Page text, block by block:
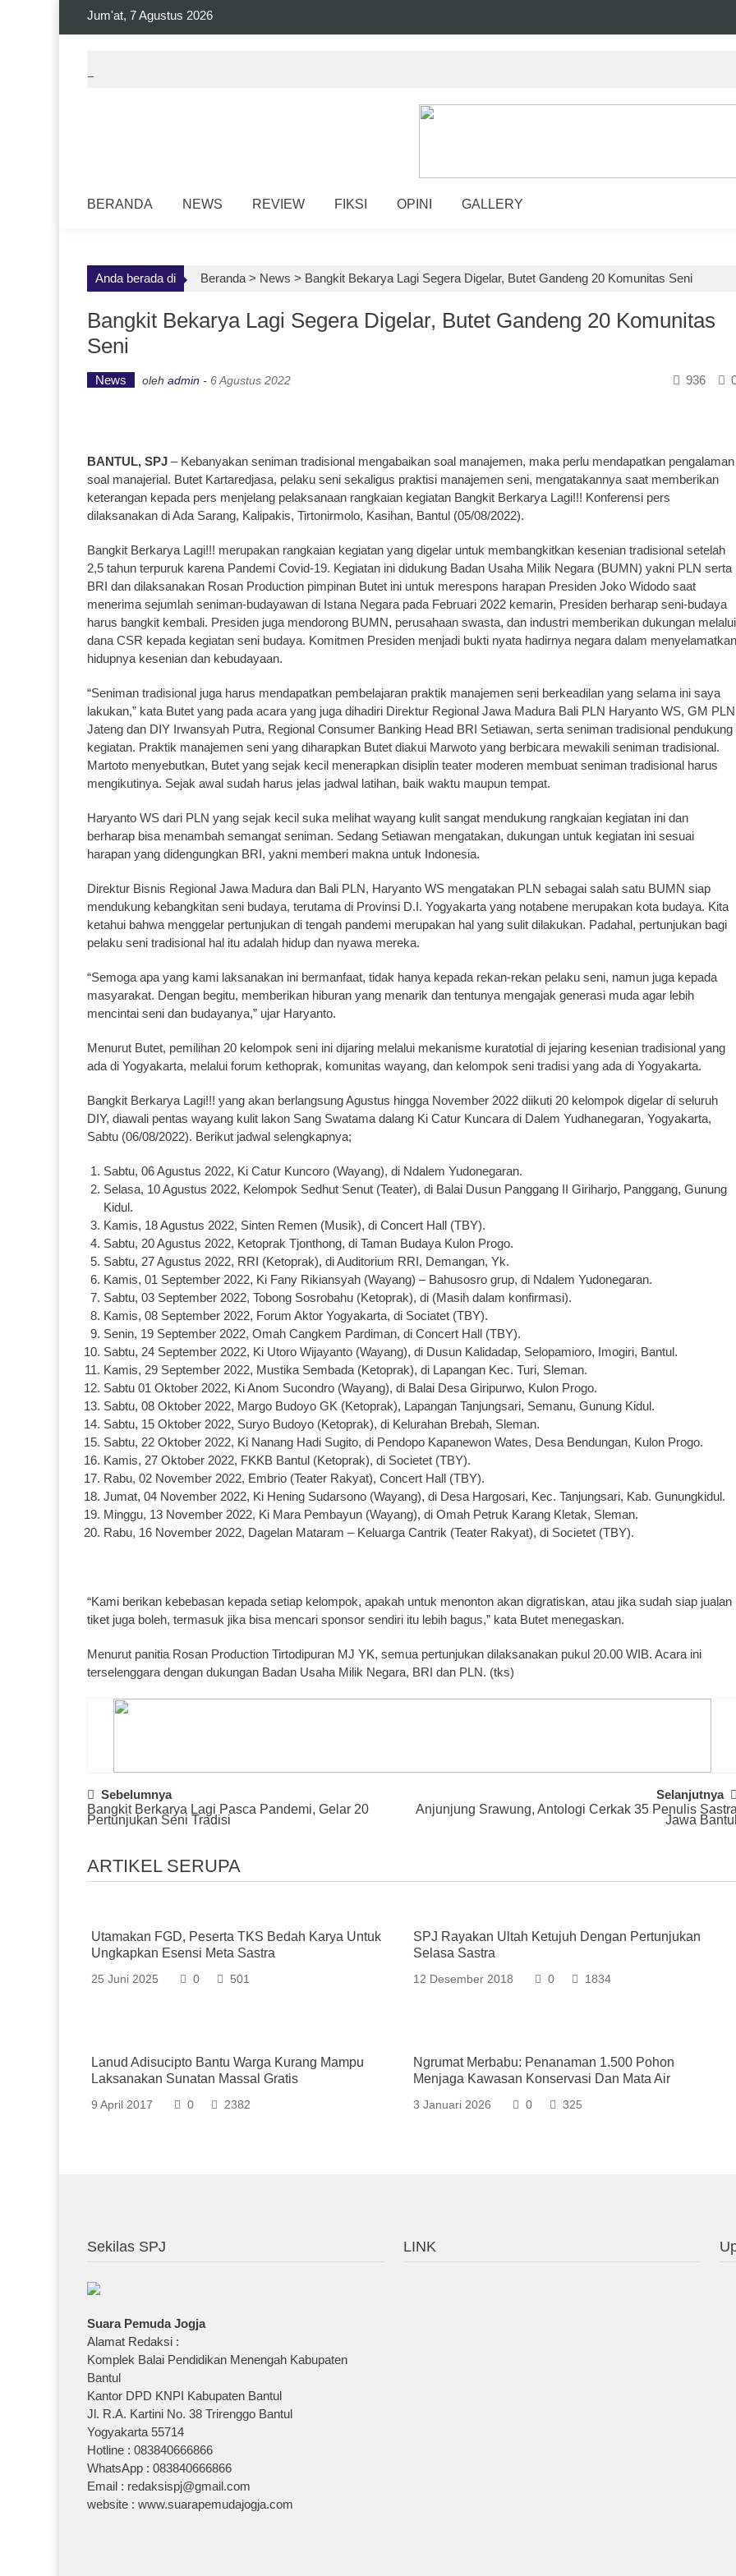
Jum'at, 7 Agustus 2026
BERANDA NEWS REVIEW FIKSI OPINI GALLERY
Anda berada di Beranda > News > Bangkit Bekarya Lagi Segera Digelar, Butet Gandeng 20 Komunitas Seni
Bangkit Bekarya Lagi Segera Digelar, Butet Gandeng 20 Komunitas
Seni
News oleh admin - 6 Agustus 2022 936
BANTUL, SPJ – Kebanyakan seniman tradisional mengabaikan soal manajemen, maka perlu mendapatkan pengalaman
soal manajerial. Butet Kartaredjasa, pelaku seni sekaligus praktisi manajemen seni, mengatakannya saat memberikan
keterangan kepada pers menjelang pelaksanaan rangkaian kegiatan Bangkit Berkarya Lagi!!! Konferensi pers
dilaksanakan di Ada Sarang, Kalipakis, Tirtonirmolo, Kasihan, Bantul (05/08/2022).
Bangkit Berkarya Lagi!!! merupakan rangkaian kegiatan yang digelar untuk membangkitkan kesenian tradisional setelah
2,5 tahun terpuruk karena Pandemi Covid-19. Kegiatan ini didukung Badan Usaha Milik Negara (BUMN) yakni PLN serta
BRI dan dilaksanakan Rosan Production pimpinan Butet ini untuk merespons harapan Presiden Joko Widodo saat
menerima sejumlah seniman-budayawan di Istana Negara pada Februari 2022 kemarin, Presiden berharap seni-budaya
harus bangkit kembali. Presiden juga mendorong BUMN, perusahaan swasta, dan industri memberikan dukungan melalui
dana CSR kepada kegiatan seni budaya. Komitmen Presiden menjadi bukti nyata hadirnya negara dalam menyelamatkan
hidupnya kesenian dan kebudayaan.
“Seniman tradisional juga harus mendapatkan pembelajaran praktik manajemen seni berkeadilan yang selama ini saya
lakukan,” kata Butet yang pada acara yang juga dihadiri Direktur Regional Jawa Madura Bali PLN Haryanto WS, GM PLN
Jateng dan DIY Irwansyah Putra, Regional Consumer Banking Head BRI Setiawan, serta seniman tradisional pendukung
kegiatan. Praktik manajemen seni yang diharapkan Butet diakui Marwoto yang berbicara mewakili seniman tradisional.
Martoto menyebutkan, Butet yang sejak kecil menerapkan disiplin teater moderen membuat seniman tradisional harus
mengikutinya. Sejak awal sudah harus jelas jadwal latihan, baik waktu maupun tempat.
Haryanto WS dari PLN yang sejak kecil suka melihat wayang kulit sangat mendukung rangkaian kegiatan ini dan
berharap bisa menambah semangat seniman. Sedang Setiawan mengatakan, dukungan untuk kegiatan ini sesuai
harapan yang didengungkan BRI, yakni memberi makna untuk Indonesia.
Direktur Bisnis Regional Jawa Madura dan Bali PLN, Haryanto WS mengatakan PLN sebagai salah satu BUMN siap
mendukung kebangkitan seni budaya, terutama di Provinsi D.I. Yogyakarta yang notabene merupakan kota budaya. Kita
ketahui bahwa menggelar pertunjukan di tengah pandemi merupakan hal yang sulit dilakukan. Padahal, pertunjukan bagi
pelaku seni tradisional hal itu adalah hidup dan nyawa mereka.
“Semoga apa yang kami laksanakan ini bermanfaat, tidak hanya kepada rekan-rekan pelaku seni, namun juga kepada
masyarakat. Dengan begitu, memberikan hiburan yang menarik dan tentunya mengajak generasi muda agar lebih
mencintai seni dan budayanya,” ujar Haryanto.
Menurut Butet, pemilihan 20 kelompok seni ini dijaring melalui mekanisme kuratotial di jejaring kesenian tradisional yang
ada di Yogyakarta, melalui forum kethoprak, komunitas wayang, dan kelompok seni tradisi yang ada di Yogyakarta.
Bangkit Berkarya Lagi!!! yang akan berlangsung Agustus hingga November 2022 diikuti 20 kelompok digelar di seluruh
DIY, diawali pentas wayang kulit lakon Sang Swatama dalang Ki Catur Kuncara di Dalem Yudhanegaran, Yogyakarta,
Sabtu (06/08/2022). Berikut jadwal selengkapnya;
Sabtu, 06 Agustus 2022, Ki Catur Kuncoro (Wayang), di Ndalem Yudonegaran.
Selasa, 10 Agustus 2022, Kelompok Sedhut Senut (Teater), di Balai Dusun Panggang II Giriharjo, Panggang, Gunung
Kidul.
Kamis, 18 Agustus 2022, Sinten Remen (Musik), di Concert Hall (TBY).
Sabtu, 20 Agustus 2022, Ketoprak Tjonthong, di Taman Budaya Kulon Progo.
Sabtu, 27 Agustus 2022, RRI (Ketoprak), di Auditorium RRI, Demangan, Yk.
Kamis, 01 September 2022, Ki Fany Rikiansyah (Wayang) – Bahusosro grup, di Ndalem Yudonegaran.
Sabtu, 03 September 2022, Tobong Sosrobahu (Ketoprak), di (Masih dalam konfirmasi).
Kamis, 08 September 2022, Forum Aktor Yogyakarta, di Sociatet (TBY).
Senin, 19 September 2022, Omah Cangkem Pardiman, di Concert Hall (TBY).
Sabtu, 24 September 2022, Ki Utoro Wijayanto (Wayang), di Dusun Kalidadap, Selopamioro, Imogiri, Bantul.
Kamis, 29 September 2022, Mustika Sembada (Ketoprak), di Lapangan Kec. Turi, Sleman.
Sabtu 01 Oktober 2022, Ki Anom Sucondro (Wayang), di Balai Desa Giripurwo, Kulon Progo.
Sabtu, 08 Oktober 2022, Margo Budoyo GK (Ketoprak), Lapangan Tanjungsari, Semanu, Gunung Kidul.
Sabtu, 15 Oktober 2022, Suryo Budoyo (Ketoprak), di Kelurahan Brebah, Sleman.
Sabtu, 22 Oktober 2022, Ki Nanang Hadi Sugito, di Pendopo Kapanewon Wates, Desa Bendungan, Kulon Progo.
Kamis, 27 Oktober 2022, FKKB Bantul (Ketoprak), di Societet (TBY).
Rabu, 02 November 2022, Embrio (Teater Rakyat), Concert Hall (TBY).
Jumat, 04 November 2022, Ki Hening Sudarsono (Wayang), di Desa Hargosari, Kec. Tanjungsari, Kab. Gunungkidul.
Minggu, 13 November 2022, Ki Mara Pembayun (Wayang), di Omah Petruk Karang Kletak, Sleman.
Rabu, 16 November 2022, Dagelan Mataram – Keluarga Cantrik (Teater Rakyat), di Societet (TBY).
“Kami berikan kebebasan kepada setiap kelompok, apakah untuk menonton akan digratiskan, atau jika sudah siap jualan
tiket juga boleh, termasuk jika bisa mencari sponsor sendiri itu lebih bagus,” kata Butet menegaskan.
Menurut panitia Rosan Production Tirtodipuran MJ YK, semua pertunjukan dilaksanakan pukul 20.00 WIB. Acara ini
terselenggara dengan dukungan Badan Usaha Milik Negara, BRI dan PLN. (tks)
Post
Navigation
Sebelumnya
Bangkit Berkarya Lagi Pasca Pandemi, Gelar 20
Pertunjukan Seni Tradisi
Selanjutnya
Anjunjung Srawung, Antologi Cerkak 35 Penulis
Jawa
ARTIKEL SERUPA
Utamakan FGD, Peserta TKS Bedah Karya Untuk
Ungkapkan Esensi Meta Sastra
25 Juni 2025 0 501
SPJ Rayakan Ultah Ketujuh Dengan Pertunjukan
Selasa Sastra
12 Desember 2018 0 1834
Lanud Adisucipto Bantu Warga Kurang Mampu
Laksanakan Sunatan Massal Gratis
9 April 2017 0 2382
Ngrumat Merbabu: Penanaman 1.500 Pohon
Menjaga Kawasan Konservasi Dan Mata Air
3 Januari 2026 0 325
Sekilas SPJ
Suara Pemuda Jogja
Alamat Redaksi :
Komplek Balai Pendidikan Menengah Kabupaten
Bantul
Kantor DPD KNPI Kabupaten Bantul
Jl. R.A. Kartini No. 38 Trirenggo Bantul
Yogyakarta 55714
Hotline : 083840666866
WhatsApp : 083840666866
Email : redaksispj@gmail.com
website : www.suarapemudajogja.com
LINK